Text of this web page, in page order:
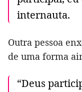
internauta.
Outra pessoa
de uma forma
“Deus